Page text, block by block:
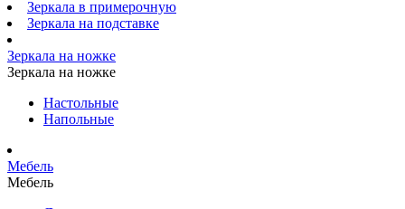
Зеркала в примерочную
Зеркала на подставке
Зеркала на ножке
Зеркала на ножке
Настольные
Напольные
Мебель
Мебель